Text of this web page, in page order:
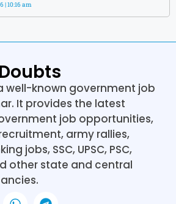
10:16 am
well-known government job
It provides the latest
job opportunities,
army rallies,
jobs, SSC, UPSC, PSC,
other state and central